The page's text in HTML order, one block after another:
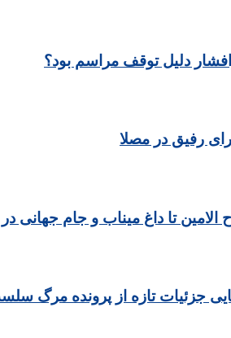
دلیل توقف مراسم بود؟
رفیق در مصلا
تا داغ میناب و جام جهانی در
جزئیات تازه از پرونده مرگ